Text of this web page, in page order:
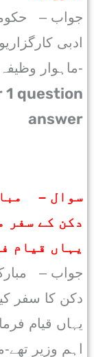
جواب –
ادبی
ماہوار وظیفہ مقرر کیا تھا-
1 question
answer
سوال –
دکن کے سفر
یہاں قیام
جواب – مبارک
دکن کا سفر
یہاں قیام
اہم وزیر